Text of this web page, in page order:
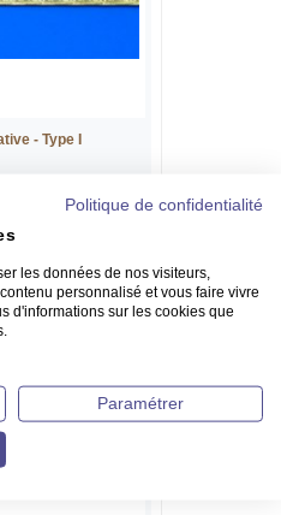
- Type I
Commander >
Politique de confidentialité
les données de nos visiteurs,
personnalisé et vous faire vivre
d'informations sur les cookies que
Paramétrer